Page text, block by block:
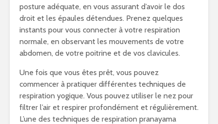
posture adéquate, en vous assurant d’avoir le dos
droit et les épaules détendues. Prenez quelques
instants pour vous connecter à votre respiration
normale, en observant les mouvements de votre
abdomen, de votre poitrine et de vos clavicules.
Une fois que vous êtes prêt, vous pouvez
commencer à pratiquer différentes techniques de
respiration yogique. Vous pouvez utiliser le nez pour
filtrer l’air et respirer profondément et régulièrement.
L’une des techniques de respiration pranayama